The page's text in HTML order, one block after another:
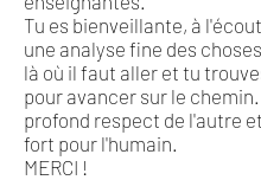
Tu es bienveillante, à
une analyse fine des
là où il faut aller et tu
pour avancer sur le chemin.
profond respect de l'autre
fort pour l'humain.
MERCI !